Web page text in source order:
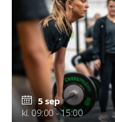
5 sep
kl. 09:00 - 15:00